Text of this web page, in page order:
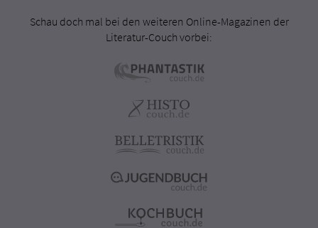
Schau doch mal bei den weiteren Online-Magazinen der
Literatur-Couch vorbei: